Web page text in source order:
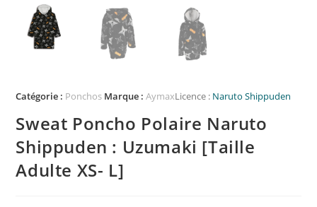
Catégorie : Ponchos Marque :AymaxLicence : Naruto Shippuden
Sweat Poncho Polaire Naruto
Shippuden : Uzumaki [Taille
Adulte XS- L]